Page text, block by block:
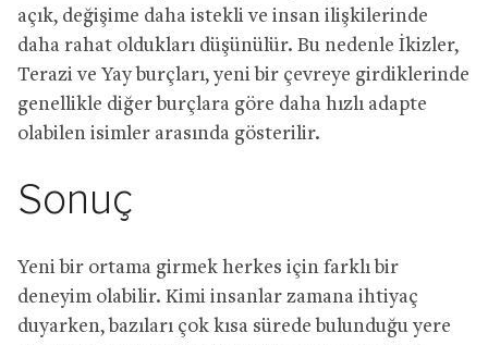
açık, değişime daha istekli ve insan ilişkilerinde
daha rahat oldukları düşünülür. Bu nedenle İkizler,
Terazi ve Yay burçları, yeni bir çevreye girdiklerinde
genellikle diğer burçlara göre daha hızlı adapte
olabilen isimler arasında gösterilir.
Sonuç
Yeni bir ortama girmek herkes için farklı bir
deneyim olabilir. Kimi insanlar zamana ihtiyaç
duyarken, bazıları çok kısa sürede bulunduğu yere